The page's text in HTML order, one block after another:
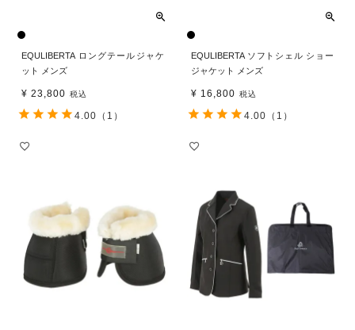
EQULIBERTA ロングテールジャケ
ット メンズ
¥ 23,800 税込
4.00 （1）
EQULIBERTA ソフトシェル ショー
ジャケット メンズ
¥ 16,800 税込
4.00 （1）